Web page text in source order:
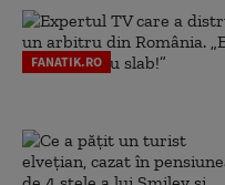
FANATIK.RO